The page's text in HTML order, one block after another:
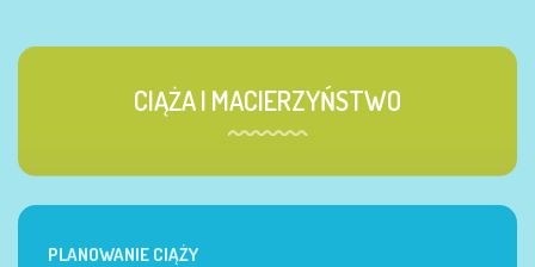
CIĄŻA I MACIERZYŃSTWO
PLANOWANIE CIĄŻY